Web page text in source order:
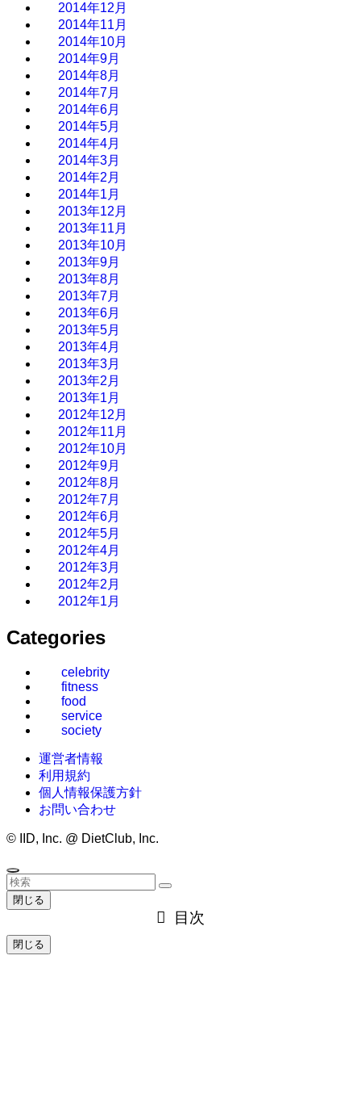
2014年12月
2014年11月
2014年10月
2014年9月
2014年8月
2014年7月
2014年6月
2014年5月
2014年4月
2014年3月
2014年2月
2014年1月
2013年12月
2013年11月
2013年10月
2013年9月
2013年8月
2013年7月
2013年6月
2013年5月
2013年4月
2013年3月
2013年2月
2013年1月
2012年12月
2012年11月
2012年10月
2012年9月
2012年8月
2012年7月
2012年6月
2012年5月
2012年4月
2012年3月
2012年2月
2012年1月
Categories
celebrity
fitness
food
service
society
運営者情報
利用規約
個人情報保護方針
お問い合わせ
© IID, Inc. @ DietClub, Inc.
閉じる
目次
閉じる